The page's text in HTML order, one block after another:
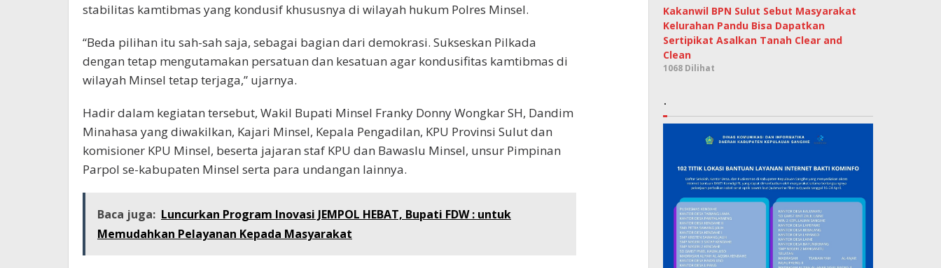
stabilitas kamtibmas yang kondusif khususnya di wilayah hukum Polres Minsel.
“Beda pilihan itu sah-sah saja, sebagai bagian dari demokrasi. Sukseskan Pilkada
dengan tetap mengutamakan persatuan dan kesatuan agar kondusifitas kamtibmas di
wilayah Minsel tetap terjaga,” ujarnya.
Hadir dalam kegiatan tersebut, Wakil Bupati Minsel Franky Donny Wongkar SH, Dandim
Minahasa yang diwakilkan, Kajari Minsel, Kepala Pengadilan, KPU Provinsi Sulut dan
komisioner KPU Minsel, beserta jajaran staf KPU dan Bawaslu Minsel, unsur Pimpinan
Parpol se-kabupaten Minsel serta para undangan lainnya.
Baca juga: Luncurkan Program Inovasi JEMPOL HEBAT, Bupati FDW : untuk
Memudahkan Pelayanan Kepada Masyarakat
Kakanwil BPN Sulut Sebut Masyarakat
Kelurahan Pandu Bisa Dapatkan
Sertipikat Asalkan Tanah Clear and
Clean
1068 Dilihat
.